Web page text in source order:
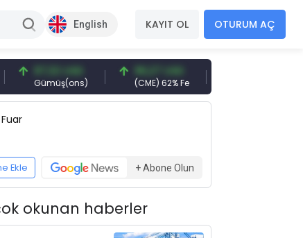
English KAYIT OL OTURUM AÇ
97,32 USD
Gümüş(ons)
96,27 USD
(CME) 62% Fe
Fuar
Ekle + Abone Olun
okunan haberler